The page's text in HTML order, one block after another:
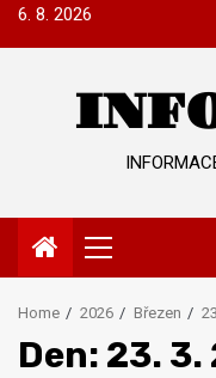
Skip6. 8. 2026
Primary
Menu
Home 2026 Březen 23
Den: 23. 3.